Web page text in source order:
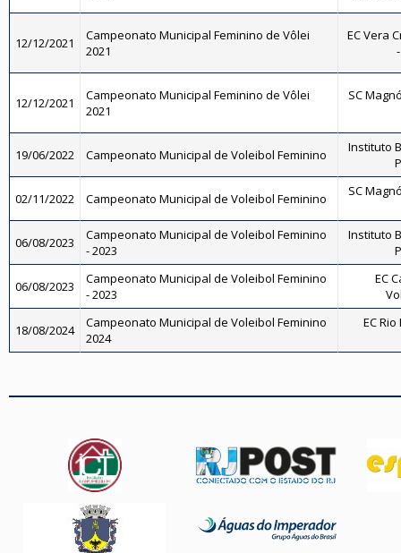
12/12/2021
Campeonato Municipal Feminino de Vôlei
2021
EC Vera
12/12/2021
Campeonato Municipal Feminino de Vôlei
2021
SC
19/06/2022 Campeonato Municipal de Voleibol Feminino
Instituto
02/11/2022 Campeonato Municipal de Voleibol Feminino SC
06/08/2023
Campeonato Municipal de Voleibol Feminino
- 2023
Instituto
06/08/2023
Campeonato Municipal de Voleibol Feminino
- 2023
EC
18/08/2024
Campeonato Municipal de Voleibol Feminino
2024
EC